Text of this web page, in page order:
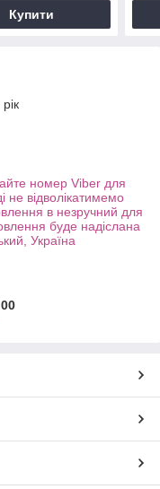
Купити
номер Viber для
не відволікатимемо
в незручний для
буде надіслана
Україна